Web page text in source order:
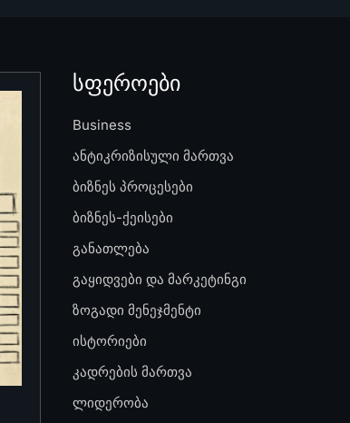
სფეროები
Business
ანტიკრიზისული მართვა
ბიზნეს პროცესები
ბიზნეს-ქეისები
განათლება
გაყიდვები და მარკეტინგი
ზოგადი მენეჯმენტი
ისტორიები
კადრების მართვა
ლიდერობა